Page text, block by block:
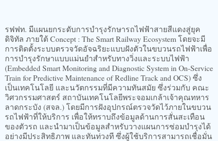
รฟฟท. มีแผนยกระดับการบำรุงรักษารถไฟฟ้าสายสีแดงสู่ยุค
ดิจิทัล ภายใต้ Concept : The Smart Railway Ecosystem โดยจะมี
การติดตั้งระบบตรวจวัดอัจฉริยะแบบฝังตัวในขบวนรถไฟฟ้าเพื่อ
การบำรุงรักษาแบบแม่นยำสำหรับทางวิ่งและระบบไฟฟ้า
(Embedded Smart Monitoring and Diagnostic System in On-Service
Train for Predictive Maintenance of Redline Track and OCS) ซึ่ง
เป็นเทคโนโลยี และนวัตกรรมที่มีความทันสมัย ซึ่งร่วมกับ คณะ
วิศวกรรมศาสตร์ สถาบันเทคโนโลยีพระจอมเกล้าเจ้าคุณทหาร
ลาดกระบัง (สจล.) โดยมีการฝังอุปกรณ์ตรวจวัดไว้ภายในขบวน
รถไฟฟ้าที่ให้บริการ เพื่อให้ทราบถึงข้อมูลด้านการสั่นสะเทือน
ของตัวรถ และนำมาเป็นข้อมูลสำหรับวางแผนการซ่อมบำรุงได้
อย่างมีประสิทธิภาพ และทันท่วงที ซึ่งผู้ใช้บริการสามารถเชื่อมั่น